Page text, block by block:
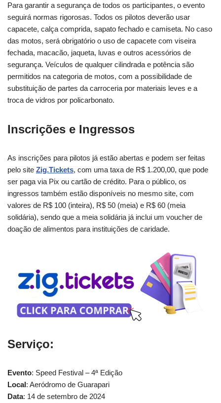
Para garantir a segurança de todos os participantes, o evento
seguirá normas rigorosas. Todos os pilotos deverão usar
capacete, calça comprida, sapato fechado e camiseta. No caso
das motos, será obrigatório o uso de capacete com viseira
fechada, macacão, jaqueta, luvas e outros acessórios de
segurança. Veículos de qualquer cilindrada e potência são
permitidos na categoria de motos, com a possibilidade de
substituição de partes da carroceria por materiais leves e a
troca de vidros por policarbonato.
Inscrições e Ingressos
As inscrições para pilotos já estão abertas e podem ser feitas
pelo site Zig.Tickets, com uma taxa de R$ 1.200,00, que pode
ser paga via Pix ou cartão de crédito. Para o público, os
ingressos também estão disponíveis no mesmo site, com
valores de R$ 100 (inteira), R$ 50 (meia) e R$ 60 (meia
solidária), sendo que a meia solidária já inclui um voucher de
doação de alimentos para instituições de caridade.
Serviço:
Evento: Speed Festival – 4ª Edição
Local: Aeródromo de Guarapari
Data: 14 de setembro de 2024